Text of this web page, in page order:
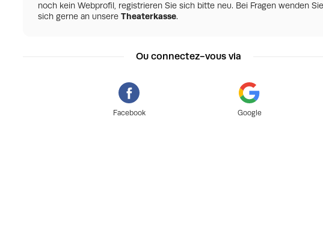
noch kein Webprofil, registrieren Sie sich bitte neu. Bei Fragen wenden Sie
sich gerne an unsere Theaterkasse.
Ou connectez-vous via
Facebook Google